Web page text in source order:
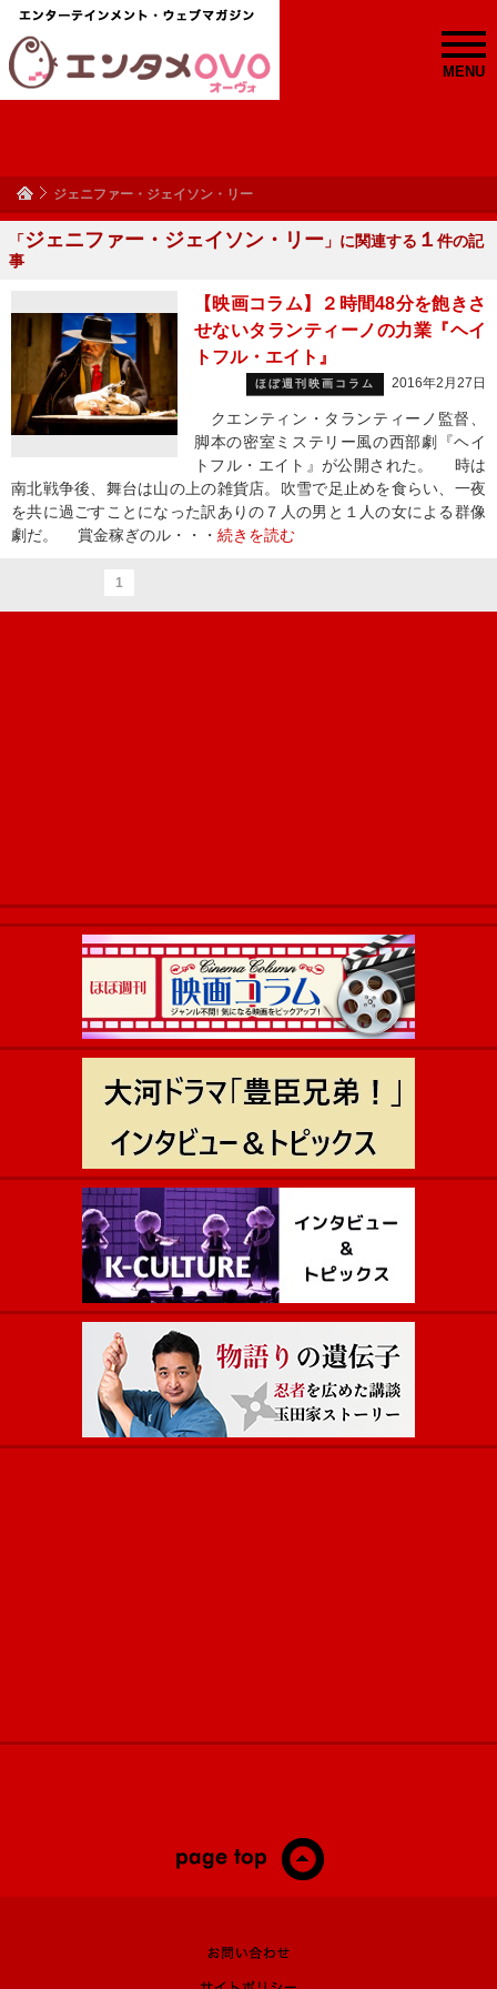
MENU
ジェニファー・ジェイソン・リー
「ジェニファー・ジェイソン・リー 」に関連する １ 件の記
事
【映画コラム】２時間48分を飽きさ
せないタランティーノの力業『ヘイ
トフル・エイト』
ほぼ週刊映画コラム 2016年2月27日
クエンティン・タランティーノ監督、
脚本の密室ミステリー風の西部劇『ヘイ
トフル・エイト』が公開された。 時は
南北戦争後、舞台は山の上の雑貨店。吹雪で足止めを食らい、一夜
を共に過ごすことになった訳ありの７人の男と１人の女による群像
劇だ。 賞金稼ぎのル・・・ 続きを読む
1